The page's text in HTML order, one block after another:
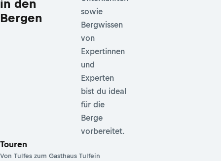
in den
Bergen
sowie
Bergwissen
von
Expertinnen
und
Experten
bist du ideal
für die
Berge
vorbereitet.
Touren
Von Tulfes zum Gasthaus Tulfein